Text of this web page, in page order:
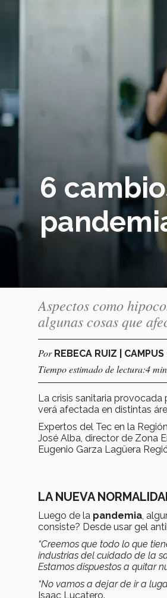
6
Aspectos como
algunas cosas que
Por REBECA RUIZ |
Tiempo estimado de lectura:4
La crisis sanitaria provocada
verá afectada en distintas
Expertos del Tec en la
José Alba, director de Zona
Eugenio Garza Lagüera
LA NUEVA
Luego de la pandemia ,
consiste? Desde usar gel
“Creemos que todo lo que
industrias del cuidado de la
Estamos dispuestos a quitar
“No vamos a dejar de ir a
Isaac Lucatero.